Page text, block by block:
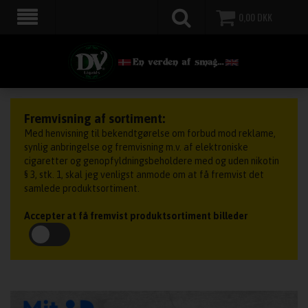
0,00 DKK
Fremvisning af sortiment:
Med henvisning til bekendtgørelse om forbud mod reklame,
synlig anbringelse og fremvisning m.v. af elektroniske
cigaretter og genopfyldningsbeholdere med og uden nikotin
§ 3, stk. 1, skal jeg venligst anmode om at få fremvist det
samlede produktsortiment.
Accepter at få fremvist produktsortiment billeder